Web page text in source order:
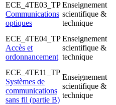
ECE_4TE03_TP
Communications
optiques
Enseignement
scientifique &
technique
ECE_4TE04_TP
Accès et
ordonnancement
Enseignement
scientifique &
technique
ECE_4TE11_TP
Systèmes de
communications
sans fil (partie B)
Enseignement
scientifique &
technique